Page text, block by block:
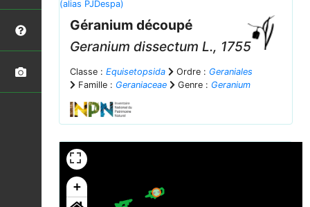
Géranium découpé
Geranium dissectum L., 1755
Classe : Equisetopsida Ordre : Geraniales
Famille : Geraniaceae Genre : Geranium
+